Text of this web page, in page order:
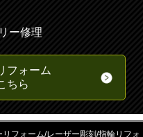
ー修理
フォーム
ら
フォーム/レーザー彫刻/指輪リフォ